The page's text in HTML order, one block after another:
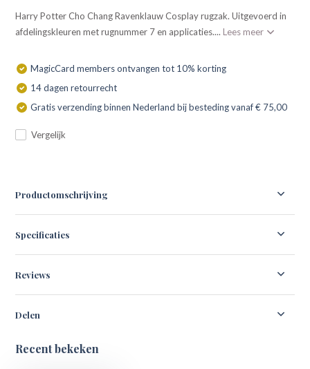
Harry Potter Cho Chang Ravenklauw Cosplay rugzak. Uitgevoerd in
afdelingskleuren met rugnummer 7 en applicaties.... Lees meer
MagicCard members ontvangen tot 10% korting
14 dagen retourrecht
Gratis verzending binnen Nederland bij besteding vanaf € 75,00
Vergelijk
Productomschrijving
Specificaties
Reviews
Delen
Recent bekeken